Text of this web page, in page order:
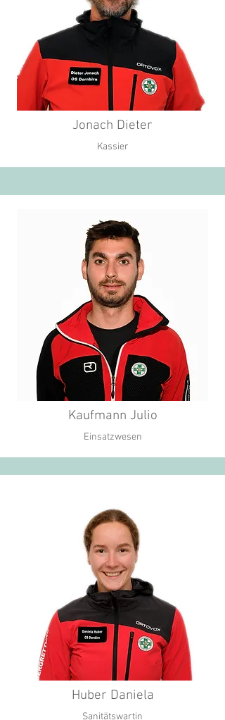
Jonach Dieter
Kassier
Kaufmann Julio
Einsatzwesen
Huber Daniela
Sanitätswartin